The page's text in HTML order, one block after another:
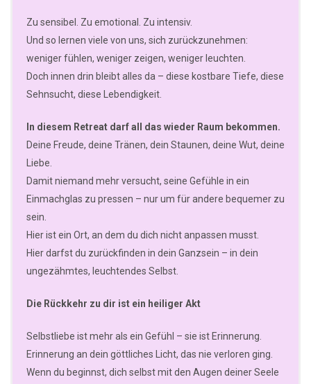
Zu sensibel. Zu emotional. Zu intensiv.
Und so lernen viele von uns, sich zurückzunehmen:
weniger fühlen, weniger zeigen, weniger leuchten.
Doch innen drin bleibt alles da – diese kostbare Tiefe, diese
Sehnsucht, diese Lebendigkeit.
In diesem Retreat darf all das wieder Raum bekommen.
Deine Freude, deine Tränen, dein Staunen, deine Wut, deine
Liebe.
Damit niemand mehr versucht, seine Gefühle in ein
Einmachglas zu pressen – nur um für andere bequemer zu
sein.
Hier ist ein Ort, an dem du dich nicht anpassen musst.
Hier darfst du zurückfinden in dein Ganzsein – in dein
ungezähmtes, leuchtendes Selbst.
Die Rückkehr zu dir ist ein heiliger Akt
Selbstliebe ist mehr als ein Gefühl – sie ist Erinnerung.
Erinnerung an dein göttliches Licht, das nie verloren ging.
Wenn du beginnst, dich selbst mit den Augen deiner Seele